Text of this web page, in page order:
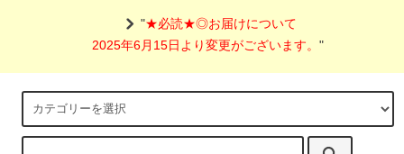
"★必読★◎お届けについて
2025年6月15日より変更がございます。"